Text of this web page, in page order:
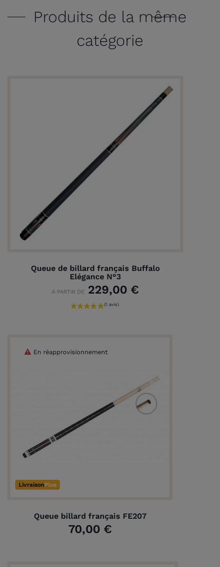
Produits de la même
catégorie
Queue de billard français Buffalo
Elégance N°3
A PARTIR DE 229,00 €
LivraisonPlus
Queue billard français FE207
70,00 €
En réapprovisionnement